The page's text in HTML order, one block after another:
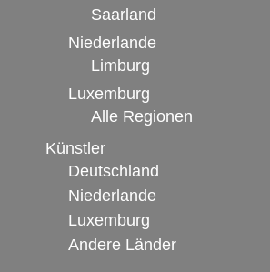
Saarland
Niederlande
Limburg
Luxemburg
Alle Regionen
Künstler
Deutschland
Niederlande
Luxemburg
Andere Länder